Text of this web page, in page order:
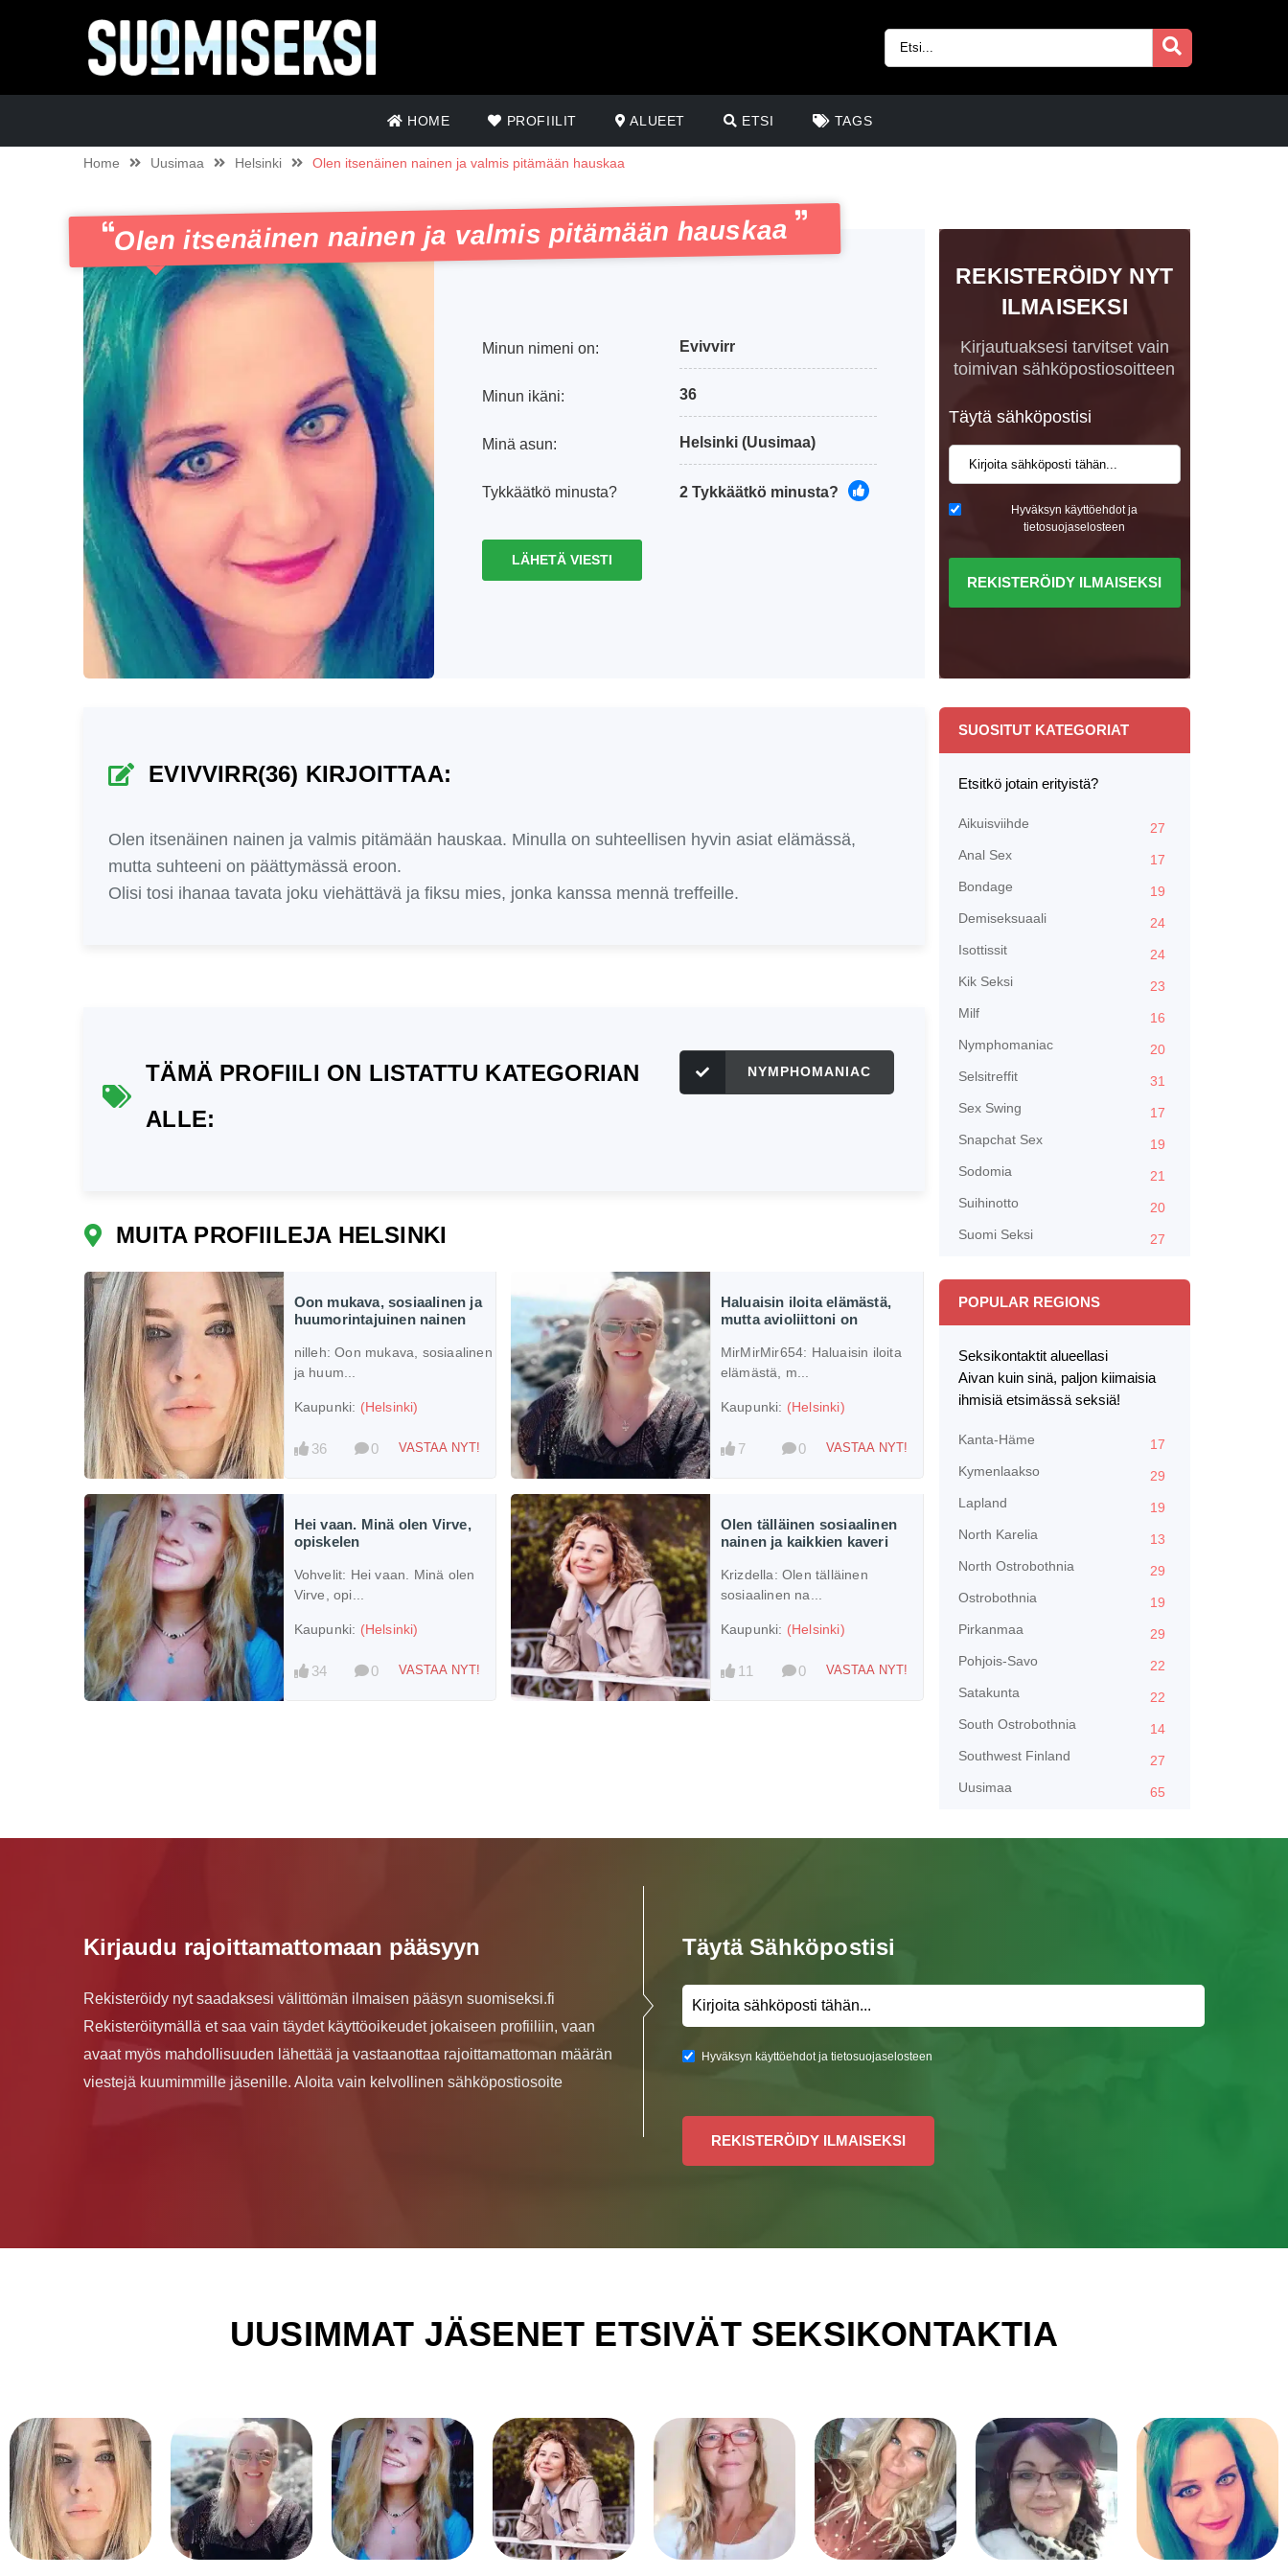
HOME PROFIILIT ALUEET ETSI TAGS
Home Uusimaa Helsinki Olen itsenäinen nainen ja valmis pitämään hauskaa
Olen itsenäinen nainen ja valmis pitämään hauskaa
Minun nimeni on: Evivvirr
Minun ikäni: 36
Minä asun: Helsinki (Uusimaa)
Tykkäätkö minusta? 2 Tykkäätkö minusta?
LÄHETÄ VIESTI
EVIVVIRR(36) KIRJOITTAA:
Olen itsenäinen nainen ja valmis pitämään hauskaa. Minulla on suhteellisen hyvin asiat elämässä,
mutta suhteeni on päättymässä eroon.
Olisi tosi ihanaa tavata joku viehättävä ja fiksu mies, jonka kanssa mennä treffeille.
TÄMÄ PROFIILI ON LISTATTU KATEGORIAN
ALLE:
NYMPHOMANIAC
MUITA PROFIILEJA HELSINKI
Oon mukava, sosiaalinen ja
huumorintajuinen nainen
nilleh: Oon mukava, sosiaalinen
ja huum...
Kaupunki: (Helsinki)
36 0 VASTAA NYT!
Haluaisin iloita elämästä,
mutta avioliittoni on
MirMirMir654: Haluaisin iloita
elämästä, m...
Kaupunki: (Helsinki)
7 0 VASTAA NYT!
Hei vaan. Minä olen Virve,
opiskelen
Vohvelit: Hei vaan. Minä olen
Virve, opi...
Kaupunki: (Helsinki)
34 0 VASTAA NYT!
Olen tälläinen sosiaalinen
nainen ja kaikkien kaveri
Krizdella: Olen tälläinen
sosiaalinen na...
Kaupunki: (Helsinki)
11 0 VASTAA NYT!
REKISTERÖIDY NYT
ILMAISEKSI
Kirjautuaksesi tarvitset vain
toimivan sähköpostiosoitteen
Täytä sähköpostisi
Hyväksyn käyttöehdot ja
tietosuojaselosteen
REKISTERÖIDY ILMAISEKSI
SUOSITUT KATEGORIAT
Etsitkö jotain erityistä?
Aikuisviihde
27
Anal Sex
17
Bondage
19
Demiseksuaali
24
Isottissit
24
Kik Seksi
23
Milf
16
Nymphomaniac
20
Selsitreffit
31
Sex Swing
17
Snapchat Sex
19
Sodomia
21
Suihinotto
20
Suomi Seksi
27
POPULAR REGIONS
Seksikontaktit alueellasi
Aivan kuin sinä, paljon kiimaisia
ihmisiä etsimässä seksiä!
Kanta-Häme
17
Kymenlaakso
29
Lapland
19
North Karelia
13
North Ostrobothnia
29
Ostrobothnia
19
Pirkanmaa
29
Pohjois-Savo
22
Satakunta
22
South Ostrobothnia
14
Southwest Finland
27
Uusimaa
65
Kirjaudu rajoittamattomaan pääsyyn
Rekisteröidy nyt saadaksesi välittömän ilmaisen pääsyn suomiseksi.fi
Rekisteröitymällä et saa vain täydet käyttöoikeudet jokaiseen profiiliin, vaan
avaat myös mahdollisuuden lähettää ja vastaanottaa rajoittamattoman määrän
viestejä kuumimmille jäsenille. Aloita vain kelvollinen sähköpostiosoite
Täytä Sähköpostisi
Hyväksyn käyttöehdot ja tietosuojaselosteen
REKISTERÖIDY ILMAISEKSI
UUSIMMAT JÄSENET ETSIVÄT SEKSIKONTAKTIA